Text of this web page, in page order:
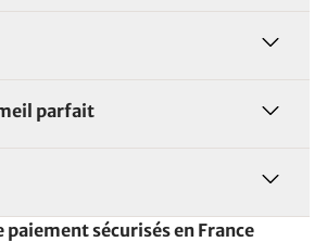
parfait
paiement sécurisés en France